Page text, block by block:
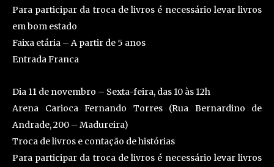
Para participar da troca de livros é necessário levar livros
em bom estado
Faixa etária – A partir de 5 anos
Entrada Franca
Dia 11 de novembro – Sexta-feira, das 10 às 12h
Arena Carioca Fernando Torres (Rua Bernardino de
Andrade, 200 – Madureira)
Troca de livros e contação de histórias
Para participar da troca de livros é necessário levar livros